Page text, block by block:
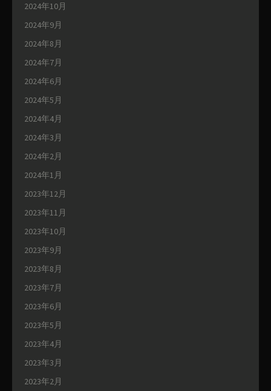
2024年10月
2024年9月
2024年8月
2024年7月
2024年6月
2024年5月
2024年4月
2024年3月
2024年2月
2024年1月
2023年12月
2023年11月
2023年10月
2023年9月
2023年8月
2023年7月
2023年6月
2023年5月
2023年4月
2023年3月
2023年2月